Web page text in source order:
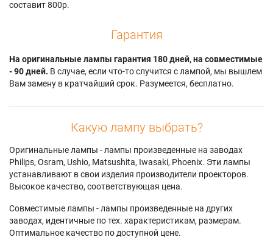
составит 800р.
Гарантия
На оригинальные лампы гарантия 180 дней, на совместимые
- 90 дней. В случае, если что-то случится с лампой, мы вышлем
Вам замену в кратчайший срок. Разумеется, бесплатно.
Какую лампу выбрать?
Оригинальные лампы - лампы произведенные на заводах
Philips, Osram, Ushio, Matsushita, Iwasaki, Phoenix. Эти лампы
устанавливают в свои изделия производители проекторов.
Высокое качество, соответствующая цена.
Совместимые лампы - лампы произведенные на других
заводах, идентичные по тех. характеристикам, размерам.
Оптимальное качество по доступной цене.